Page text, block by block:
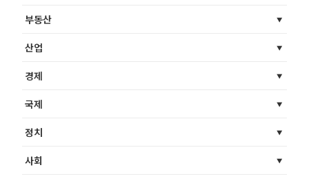
부동산
산업
경제
국제
정치
사회